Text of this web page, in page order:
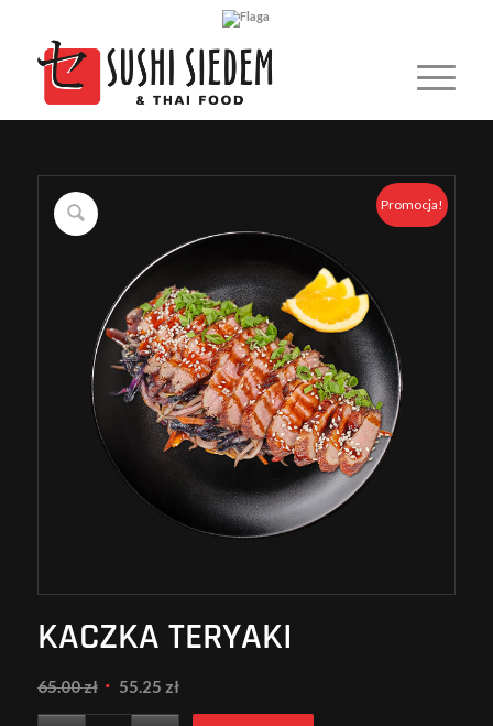
Promocja!
KACZKA TERYAKI
65.00zł Pierwotna
cena
55.25 złAktualna
cena